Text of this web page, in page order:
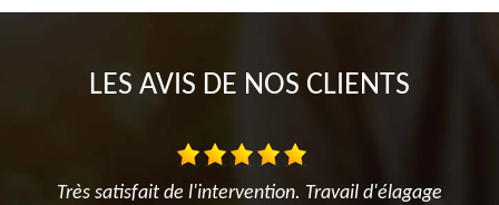
LES AVIS DE NOS CLIENTS
Très satisfait de l'intervention. Travail d'élagage